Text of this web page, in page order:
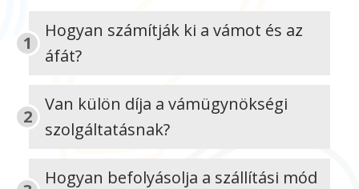
Hogyan számítják ki a vámot és az
áfát?
Van külön díja a vámügynökségi
szolgáltatásnak?
Hogyan befolyásolja a szállítási mód